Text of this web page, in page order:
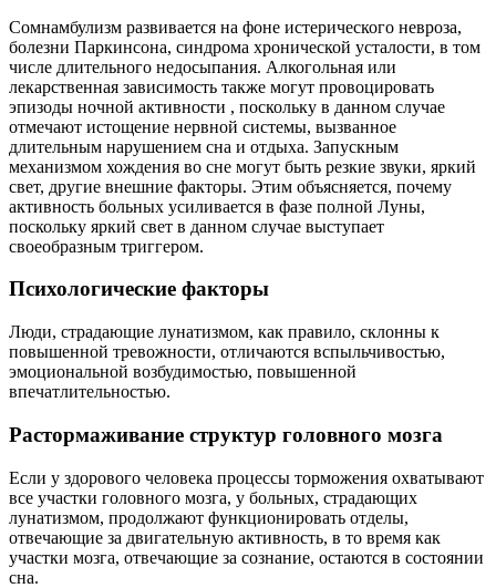
Сомнамбулизм развивается на фоне истерического невроза,
болезни Паркинсона, синдрома хронической усталости, в том
числе длительного недосыпания. Алкогольная или
лекарственная зависимость также могут провоцировать
эпизоды ночной активности , поскольку в данном случае
отмечают истощение нервной системы, вызванное
длительным нарушением сна и отдыха. Запускным
механизмом хождения во сне могут быть резкие звуки, яркий
свет, другие внешние факторы. Этим объясняется, почему
активность больных усиливается в фазе полной Луны,
поскольку яркий свет в данном случае выступает
своеобразным триггером.
Психологические факторы
Люди, страдающие лунатизмом, как правило, склонны к
повышенной тревожности, отличаются вспыльчивостью,
эмоциональной возбудимостью, повышенной
впечатлительностью.
Растормаживание структур головного мозга
Если у здорового человека процессы торможения охватывают
все участки головного мозга, у больных, страдающих
лунатизмом, продолжают функционировать отделы,
отвечающие за двигательную активность, в то время как
участки мозга, отвечающие за сознание, остаются в состоянии
сна.